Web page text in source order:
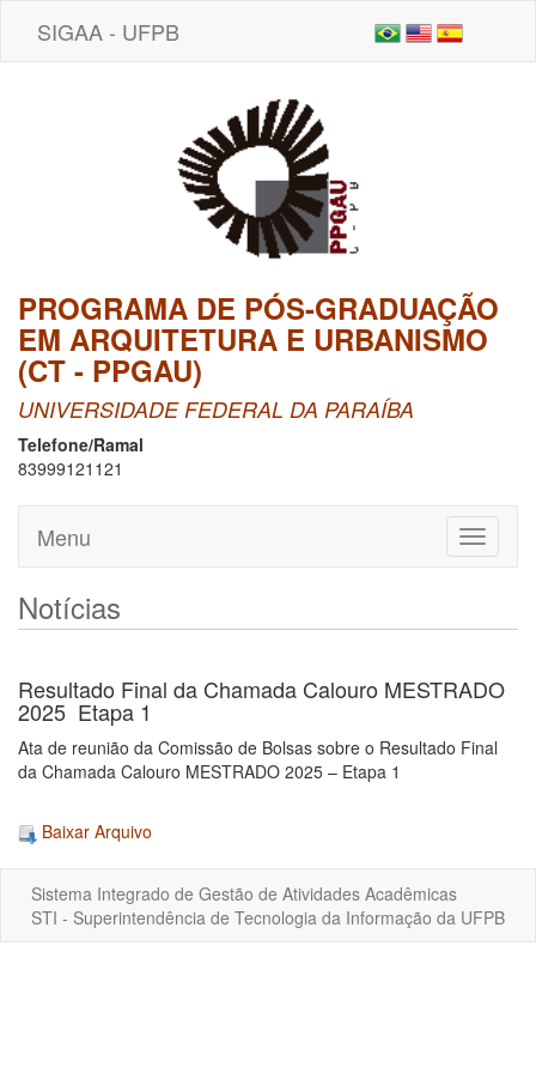
SIGAA - UFPB
PROGRAMA DE PÓS-GRADUAÇÃO
EM ARQUITETURA E URBANISMO
(CT - PPGAU)
UNIVERSIDADE FEDERAL DA PARAÍBA
Telefone/Ramal
83999121121
Toggle
Menu
Notícias
Resultado Final da Chamada Calouro MESTRADO
2025  Etapa 1
Ata de reunião da Comissão de Bolsas sobre o Resultado Final
da Chamada Calouro MESTRADO 2025 – Etapa 1
Baixar Arquivo
Sistema Integrado de Gestão de Atividades Acadêmicas
STI - Superintendência de Tecnologia da Informação da UFPB